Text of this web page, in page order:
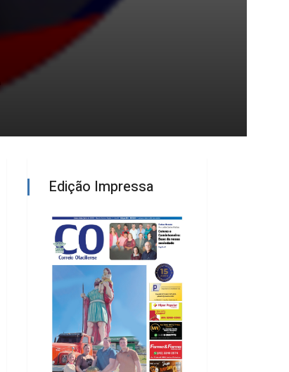
Edição Impressa